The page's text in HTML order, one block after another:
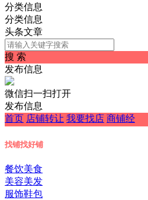
分类信息
分类信息
头条文章
搜 索
发布信息
微信扫一扫打开
发布信息
首页 店铺转让 我要找店 商铺经
找铺找好铺
餐饮美食
美容美发
服饰鞋包